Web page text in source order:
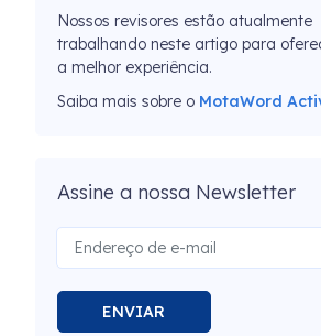
Nossos revisores estão atualmente
trabalhando neste artigo para
a melhor experiência.
Saiba mais sobre o MotaWord
Assine a nossa Newsletter
ENVIAR